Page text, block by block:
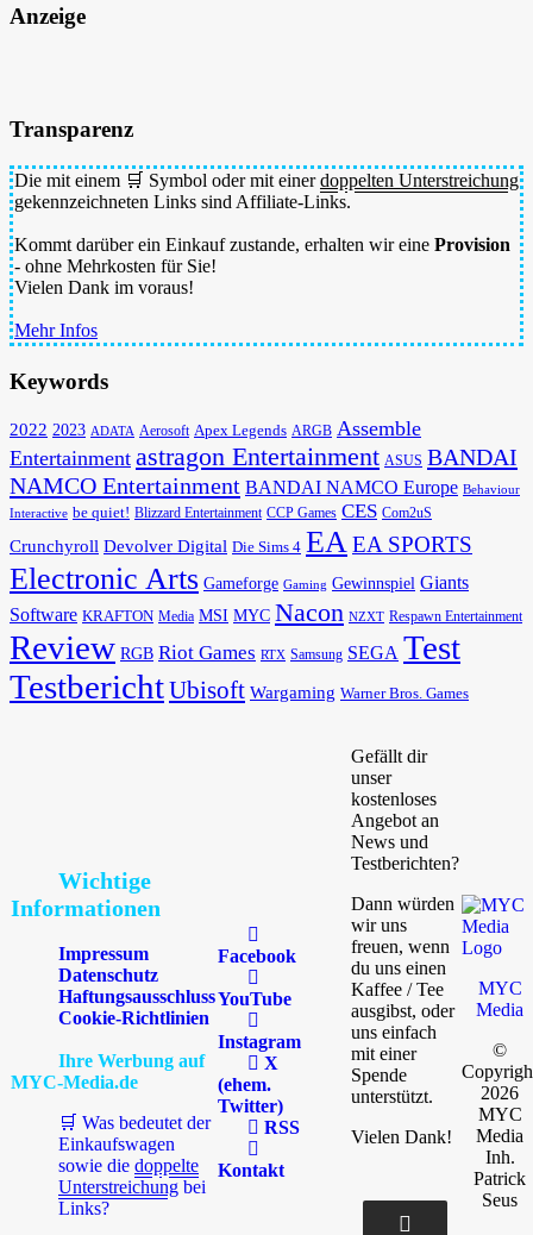
Anzeige
Transparenz
Die mit einem 🛒 Symbol oder mit einerdoppelten Unterstreichung
gekennzeichneten Links sind Affiliate-Links.
Kommt darüber ein Einkauf zustande, erhalten wir eine Provision
- ohne Mehrkosten für Sie!
Vielen Dank im voraus!
Mehr Infos
Keywords
2022 2023 ADATA Aerosoft Apex Legends ARGB Assemble
Entertainment astragon Entertainment ASUS BANDAI
NAMCO Entertainment BANDAI NAMCO Europe Behaviour
Interactive be quiet! Blizzard Entertainment CCP Games CES Com2uS
Crunchyroll Devolver Digital Die Sims 4 EAEA SPORTS
Electronic Arts Gameforge Gaming Gewinnspiel Giants
Software KRAFTON Media MSI MYC Nacon NZXT Respawn Entertainment
Review RGB Riot Games RTX Samsung SEGA Test
TestberichtUbisoft Wargaming Warner Bros. Games
Wichtige
Informationen
Impressum
Datenschutz
Haftungsausschluss
Cookie-Richtlinien
Ihre Werbung auf
MYC-Media.de
🛒 Was bedeutet der
Einkaufswagen
sowie die doppelte
Unterstreichung bei
Links?
Facebook
YouTube
Instagram
X
(ehem.
Twitter)
RSS
Kontakt
Gefällt dir
unser
kostenloses
Angebot an
News und
Testberichten?
Dann würden
wir uns
freuen, wenn
du uns einen
Kaffee / Tee
ausgibst, oder
uns einfach
mit einer
Spende
unterstützt.
Vielen Dank!
MYC
Media
©
2026
MYC
Media
Inh.
Patrick
Seus